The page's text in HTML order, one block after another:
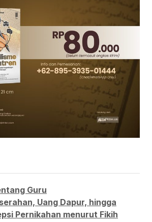
Guru
Uang Dapur, hingga
Pernikahan menurut Fikih